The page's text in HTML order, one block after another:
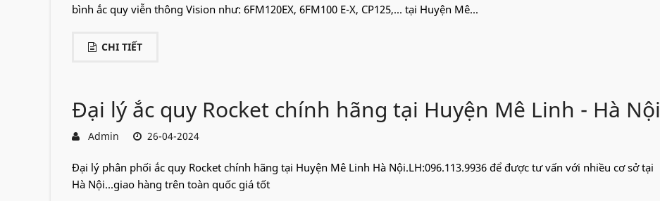
bình ắc quy viễn thông Vision như: 6FM120EX, 6FM100 E-X, CP125,... tại Huyện Mê...
CHI TIẾT
Đại lý ắc quy Rocket chính hãng tại Huyện Mê Linh - Hà Nội
Admin 26-04-2024
Đại lý phân phối ắc quy Rocket chính hãng tại Huyện Mê Linh Hà Nội.LH:096.113.9936 để được tư vấn với nhiều cơ sở tại
Hà Nội...giao hàng trên toàn quốc giá tốt